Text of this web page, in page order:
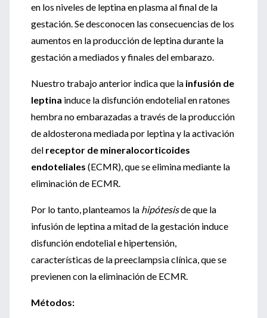
en los niveles de leptina en plasma al final de la
gestación. Se desconocen las consecuencias de los
aumentos en la producción de leptina durante la
gestación a mediados y finales del embarazo.
Nuestro trabajo anterior indica que la infusión de
leptina induce la disfunción endotelial en ratones
hembra no embarazadas a través de la producción
de aldosterona mediada por leptina y la activación
del receptor de mineralocorticoides
endoteliales (ECMR), que se elimina mediante la
eliminación de ECMR.
Por lo tanto, planteamos la hipótesisde que la
infusión de leptina a mitad de la gestación induce
disfunción endotelial e hipertensión,
características de la preeclampsia clínica, que se
previenen con la eliminación de ECMR.
Métodos: